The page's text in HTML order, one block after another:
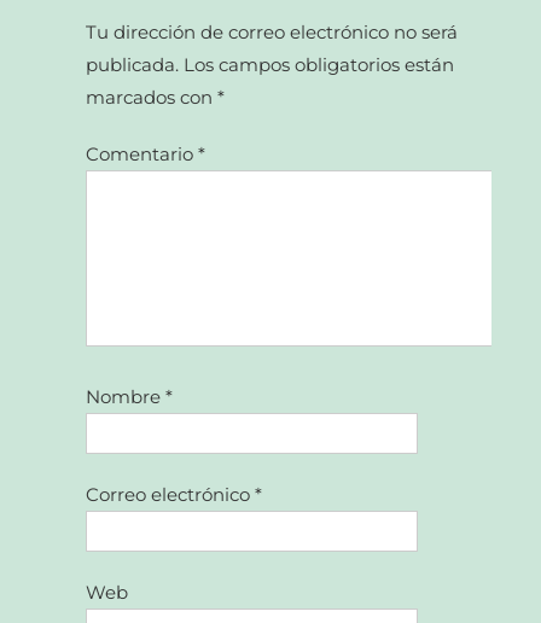
Tu dirección de correo electrónico no será
publicada. Los campos obligatorios están
marcados con*
Comentario*
Nombre*
Correo electrónico*
Web